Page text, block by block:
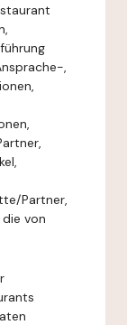
,
Partner,
von